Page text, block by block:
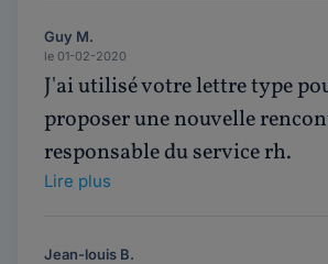
Guy M.
le 01-02-2020
J'ai utilisé votre lettre type
proposer une nouvelle
responsable du service rh.
Lire plus
Jean-louis B.